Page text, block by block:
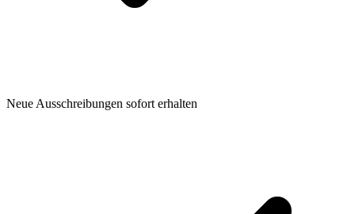
Neue Ausschreibungen sofort erhalten